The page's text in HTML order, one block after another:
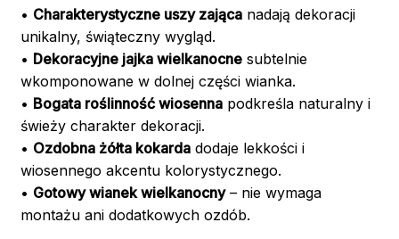
• Charakterystyczne uszy zającanadają dekoracji
unikalny, świąteczny wygląd.
• Dekoracyjne jajka wielkanocnesubtelnie
wkomponowane w dolnej części wianka.
• Bogata roślinność wiosennapodkreśla naturalny i
świeży charakter dekoracji.
• Ozdobna żółta kokardadodaje lekkości i
wiosennego akcentu kolorystycznego.
• Gotowy wianek wielkanocny– nie wymaga
montażu ani dodatkowych ozdób.